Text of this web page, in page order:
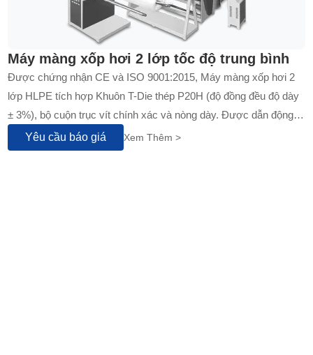
Máy màng xốp hơi 2 lớp tốc độ trung bình
Được chứng nhận CE và ISO 9001:2015, Máy màng xốp hơi 2
lớp HLPE tích hợp Khuôn T-Die thép P20H (độ đồng đều độ dày
± 3%), bộ cuộn trục vít chính xác và nòng dày. Được dẫn động
bởi Động cơ đồng bộ nam châm vĩnh cửu và Hệ thống sưởi
hồng ngoại, giúp cắt giảm 20% năng lượng tiêu thụ, hỗ trợ 50%
Yêu cầu báo giá Xem Thêm >